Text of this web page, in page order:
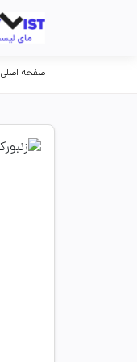
صفحه اصلی